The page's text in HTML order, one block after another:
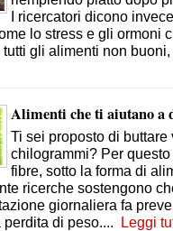
I ricercatori dicono
lo stress e gli ormoni
gli alimenti non
Alimenti che ti aiutano a
Ti sei proposto di
chilogrammi? Per
fibre, sotto la forma di
ricerche sostengono
giornaliera fa
di peso.... Leggi